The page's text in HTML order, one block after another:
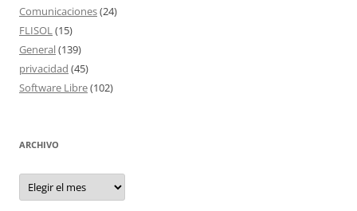
Comunicaciones(24)
FLISOL(15)
General(139)
privacidad (45)
Software Libre(102)
ARCHIVO
Archivo